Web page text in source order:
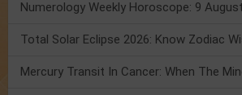
Total Solar Eclipse 2026: Know Zodiac